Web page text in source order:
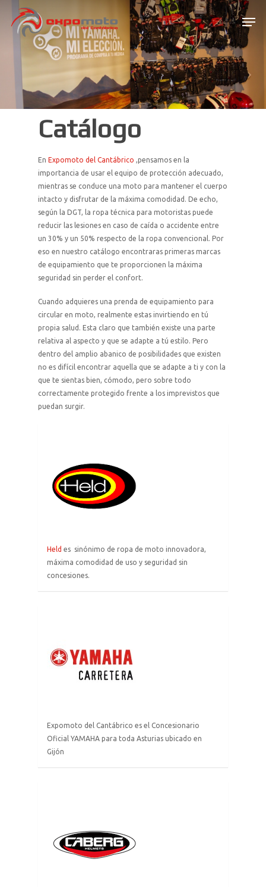
Catálogo
EnExpomoto del Cantábrico ,pensamos en la
importancia de usar el equipo de protección adecuado,
mientras se conduce una moto para mantener el cuerpo
intacto y disfrutar de la máxima comodidad. De echo,
según la DGT, la ropa técnica para motoristas puede
reducir las lesiones en caso de caída o accidente entre
un 30% y un 50% respecto de la ropa convencional. Por
eso en nuestro catálogo encontraras primeras marcas
de equipamiento que te proporcionen la máxima
seguridad sin perder el confort.
Cuando adquieres una prenda de equipamiento para
circular en moto, realmente estas invirtiendo en tú
propia salud. Esta claro que también existe una parte
relativa al aspecto y que se adapte a tú estilo. Pero
dentro del amplio abanico de posibilidades que existen
no es difícil encontrar aquella que se adapte a ti y con la
que te sientas bien, cómodo, pero sobre todo
correctamente protegido frente a los imprevistos que
puedan surgir.
Held es sinónimo de ropa de moto innovadora,
máxima comodidad de uso y seguridad sin
concesiones.
página
Expomoto del Cantábrico es el Concesionario
Oficial YAMAHA para toda Asturias ubicado en
Gijón
caberg
Close
Menu